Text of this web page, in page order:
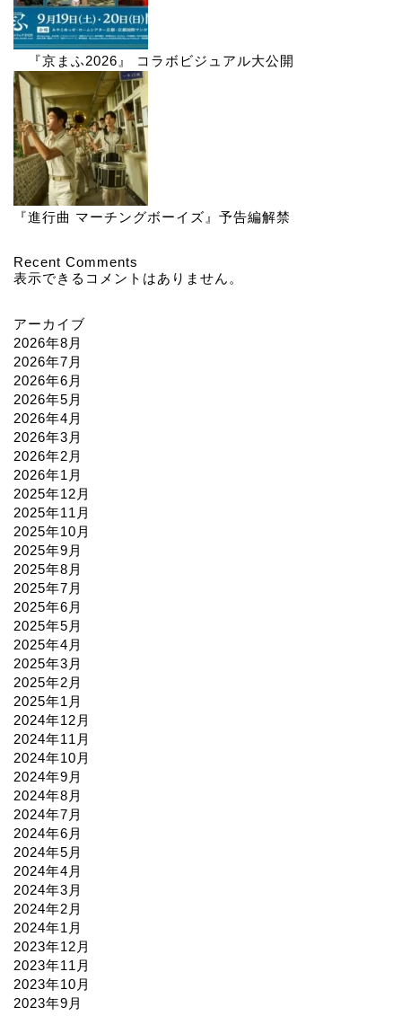
『京まふ2026』 コラボビジュアル大公開
『進行曲 マーチングボーイズ』予告編解禁
Recent Comments
表示できるコメントはありません。
アーカイブ
2026年8月
2026年7月
2026年6月
2026年5月
2026年4月
2026年3月
2026年2月
2026年1月
2025年12月
2025年11月
2025年10月
2025年9月
2025年8月
2025年7月
2025年6月
2025年5月
2025年4月
2025年3月
2025年2月
2025年1月
2024年12月
2024年11月
2024年10月
2024年9月
2024年8月
2024年7月
2024年6月
2024年5月
2024年4月
2024年3月
2024年2月
2024年1月
2023年12月
2023年11月
2023年10月
2023年9月